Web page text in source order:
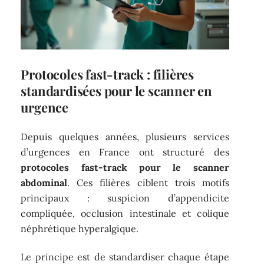
Protocoles fast-track : filières
standardisées pour le scanner en
urgence
Depuis quelques années, plusieurs services
d’urgences en France ont structuré des
protocoles fast-track pour le scanner
abdominal. Ces filières ciblent trois motifs
principaux : suspicion d’appendicite
compliquée, occlusion intestinale et colique
néphrétique hyperalgique.
Le principe est de standardiser chaque étape